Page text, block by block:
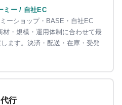
ミー / 自社EC
ーショップ・BASE・自社EC
・規模・運用体制に合わせて最
ます。決済・配送・在庫・受発
行